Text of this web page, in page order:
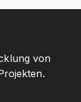
von